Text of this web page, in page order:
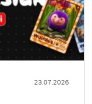
23.07.2026